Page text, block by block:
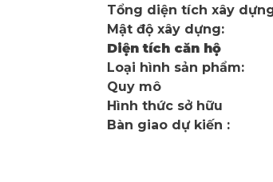
Tổng diện tích xây
Mật độ xây dựng:
Diện tích căn hộ
Loại hình sản phẩm:
Quy mô
Hình thức sở hữu
Bàn giao dự kiến :